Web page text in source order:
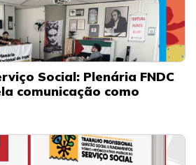
Social: Plenária FNDC
comunicação como